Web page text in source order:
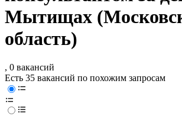
Мытищах
область)
, 0 вакансий
Есть 35 вакансий по похожим запросам